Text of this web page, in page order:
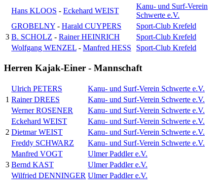
Hans KLOOS - Eckehard WEIST
Kanu- und Surf-Verein
Schwerte e.V.
3
GROBELNY - Harald CUYPERS
Sport-Club Krefeld
B. SCHOLZ - Rainer HEINRICH
Sport-Club Krefeld
Wolfgang WENZEL - Manfred HESS Sport-Club Krefeld
Herren Kajak-Einer - Mannschaft
1
Ulrich PETERS
Kanu- und Surf-Verein Schwerte e.V.
Rainer DREES
Kanu- und Surf-Verein Schwerte e.V.
Werner ROSENER
Kanu- und Surf-Verein Schwerte e.V.
2
Eckehard WEIST
Kanu- und Surf-Verein Schwerte e.V.
Dietmar WEIST
Kanu- und Surf-Verein Schwerte e.V.
Freddy SCHWARZ
Kanu- und Surf-Verein Schwerte e.V.
3
Manfred VOGT
Ulmer Paddler e.V.
Bernd KAST
Ulmer Paddler e.V.
Wilfried DENNINGER Ulmer Paddler e.V.